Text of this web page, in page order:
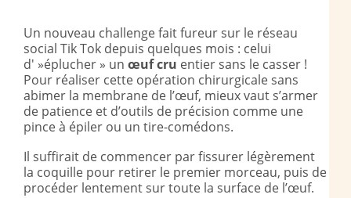
Un nouveau challenge fait fureur sur le réseau
social Tik Tok depuis quelques mois : celui
d' »éplucher » un œuf cru entier sans le casser !
Pour réaliser cette opération chirurgicale sans
abimer la membrane de l’œuf, mieux vaut s’armer
de patience et d’outils de précision comme une
pince à épiler ou un tire-comédons.
Il suffirait de commencer par fissurer légèrement
la coquille pour retirer le premier morceau, puis de
procéder lentement sur toute la surface de l’œuf.